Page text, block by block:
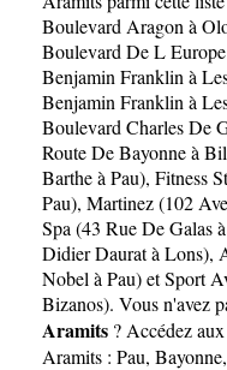
Boulevard Aragon à
Boulevard De L
Benjamin Franklin à
Benjamin Franklin à
Boulevard Charles De
Route De Bayonne à
Barthe à Pau), Fitness
Pau), Martinez (102
Spa (43 Rue De Galas
Didier Daurat à Lons),
Nobel à Pau)etSport
Bizanos). Vous n'avez
Aramits ? Accédez
Aramits : Pau, Bayonne,